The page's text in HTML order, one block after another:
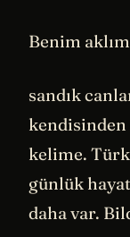
Benim
sandık
kelime.
günlük
daha var.